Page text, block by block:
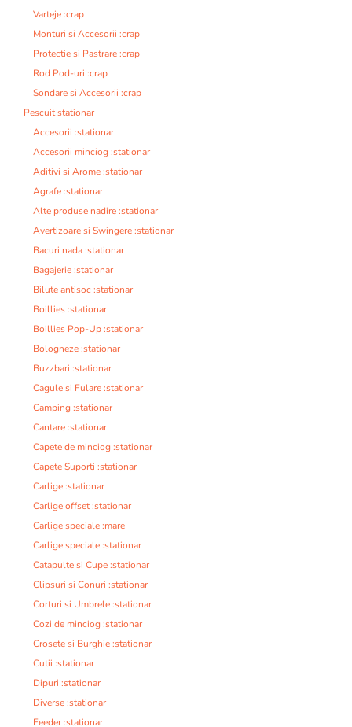
Varteje :crap
Monturi si Accesorii :crap
Protectie si Pastrare :crap
Rod Pod-uri :crap
Sondare si Accesorii :crap
Pescuit stationar
Accesorii :stationar
Accesorii minciog :stationar
Aditivi si Arome :stationar
Agrafe :stationar
Alte produse nadire :stationar
Avertizoare si Swingere :stationar
Bacuri nada :stationar
Bagajerie :stationar
Bilute antisoc :stationar
Boillies :stationar
Boillies Pop-Up :stationar
Bologneze :stationar
Buzzbari :stationar
Cagule si Fulare :stationar
Camping :stationar
Cantare :stationar
Capete de minciog :stationar
Capete Suporti :stationar
Carlige :stationar
Carlige offset :stationar
Carlige speciale :mare
Carlige speciale :stationar
Catapulte si Cupe :stationar
Clipsuri si Conuri :stationar
Corturi si Umbrele :stationar
Cozi de minciog :stationar
Crosete si Burghie :stationar
Cutii :stationar
Dipuri :stationar
Diverse :stationar
Feeder :stationar